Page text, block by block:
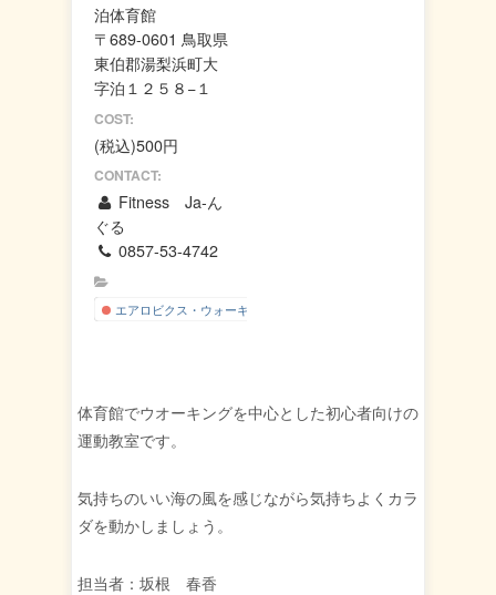
です
か？
泊体育館
〒689-0601 鳥取県
東伯郡湯梨浜町大
字泊１２５８−１
COST:
(税込)500円
CONTACT:
Fitness Ja-ん
ぐる
0857-53-4742
エアロビクス・ウォーキング
体育館でウオーキングを中心とした初心者向けの
運動教室です。
気持ちのいい海の風を感じながら気持ちよくカラ
ダを動かしましょう。
担当者：坂根 春香